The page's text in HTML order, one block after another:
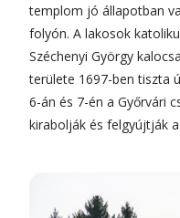
templom jó állapotban
folyón. A lakosok
Széchenyi György
területe 1697-ben tiszta
6-án és 7-én a Győrvári
kirabolják és felgyújtják